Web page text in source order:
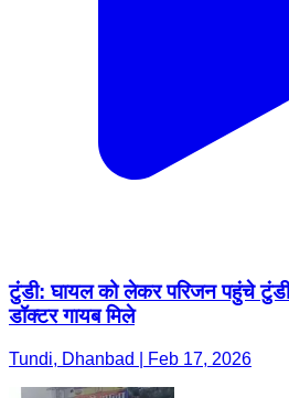
टुंडी: घायल को लेकर परिजन पहुंचे
डॉक्टर गायब मिले
Tundi, Dhanbad | Feb 17, 2026